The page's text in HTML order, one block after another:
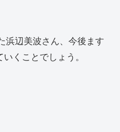
浜辺美波さん、今後ます
くことでしょう。